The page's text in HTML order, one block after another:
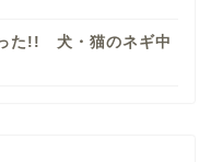
た!! 犬・猫のネギ中